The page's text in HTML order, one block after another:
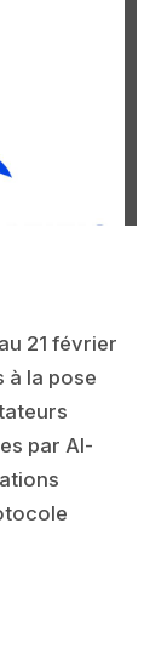
21 février
à la pose
par Al-